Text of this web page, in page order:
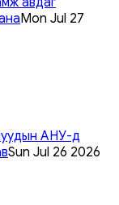
Mon Jul 27
АНУ-д
Sun Jul 26 2026